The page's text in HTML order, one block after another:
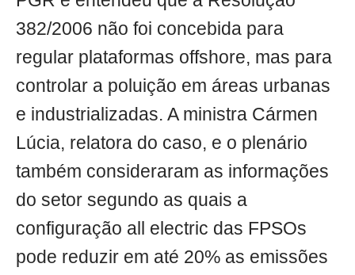
382/2006 não foi concebida para
regular plataformas offshore, mas para
controlar a poluição em áreas urbanas
e industrializadas. A ministra Cármen
Lúcia, relatora do caso, e o plenário
também consideraram as informações
do setor segundo as quais a
configuração all electric das FPSOs
pode reduzir em até 20% as emissões